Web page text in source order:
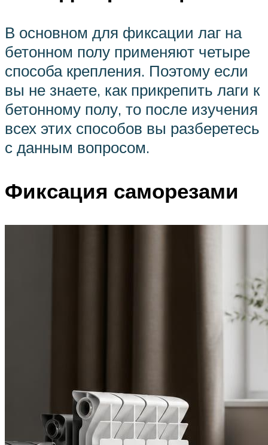
В основном для фиксации лаг на
бетонном полу применяют четыре
способа крепления. Поэтому если
вы не знаете, как прикрепить лаги к
бетонному полу, то после изучения
всех этих способов вы разберетесь
с данным вопросом.
Фиксация саморезами